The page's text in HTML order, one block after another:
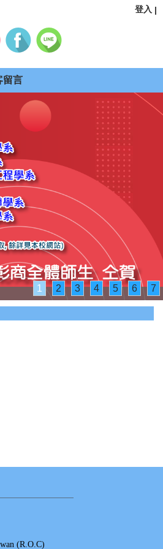
登入 |
留言
1 2 3 4 5 6 7
(R.O.C)